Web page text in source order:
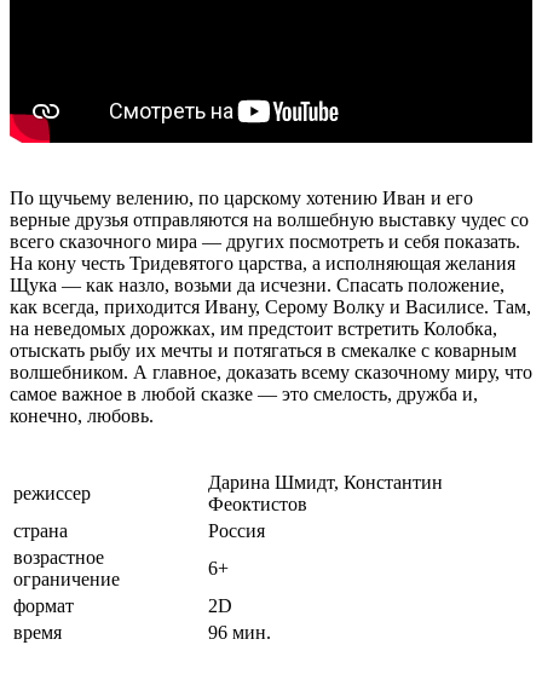
По щучьему велению, по царскому хотению Иван и его
верные друзья отправляются на волшебную выставку чудес со
всего сказочного мира — других посмотреть и себя показать.
На кону честь Тридевятого царства, а исполняющая желания
Щука — как назло, возьми да исчезни. Спасать положение,
как всегда, приходится Ивану, Серому Волку и Василисе. Там,
на неведомых дорожках, им предстоит встретить Колобка,
отыскать рыбу их мечты и потягаться в смекалке с коварным
волшебником. А главное, доказать всему сказочному миру, что
самое важное в любой сказке — это смелость, дружба и,
конечно, любовь.
режиссер
Дарина Шмидт, Константин
Феоктистов
страна
Россия
возрастное
ограничение
6+
формат
2D
время
96 мин.